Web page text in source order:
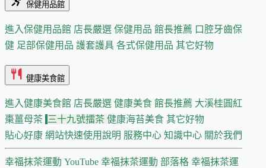
保健用品館
進入保健用品館 店長嚴選 保健用品 館長推薦 口腔牙齒保
健 足部保健用品 護套護具 各式保健用品 其它好物
健康美食館
進入健康美食館 店長嚴選 健康美食 館長推薦 大溪桂圓紅
棗薑母茶
三十九號擂茶 健康海苔美食 其它好物
貼心好康 網站快速使用說明 服務中心 知識中心 關於我們
幸福抹茶運動 YouTube 幸福抹茶運動 部落格 幸福抹茶運